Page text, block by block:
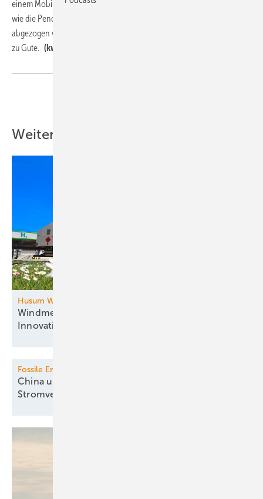
einem Mobilitätsgeld von 10 Cent/km, das direkt ausgezahlt und nicht
wie die Pendlerpauschale vom zu versteuernden Einkommen
abgezogen wird, käme hingegen einkommensschwachen Haushalten
zu Gute. (kw)
Weitere Inhalte
Husum Wind
Windmesse im Norden: Zukunftsthemen und
Innovationen
Fossile Erzeugung
China und Indien mindern fossile
Stromversorgung